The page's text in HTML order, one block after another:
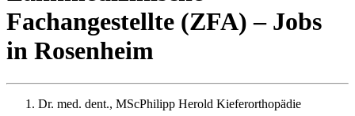
Fachangestellte (ZFA) – Jobs
in Rosenheim
Dr. med. dent., MScPhilipp Herold Kieferorthopädie